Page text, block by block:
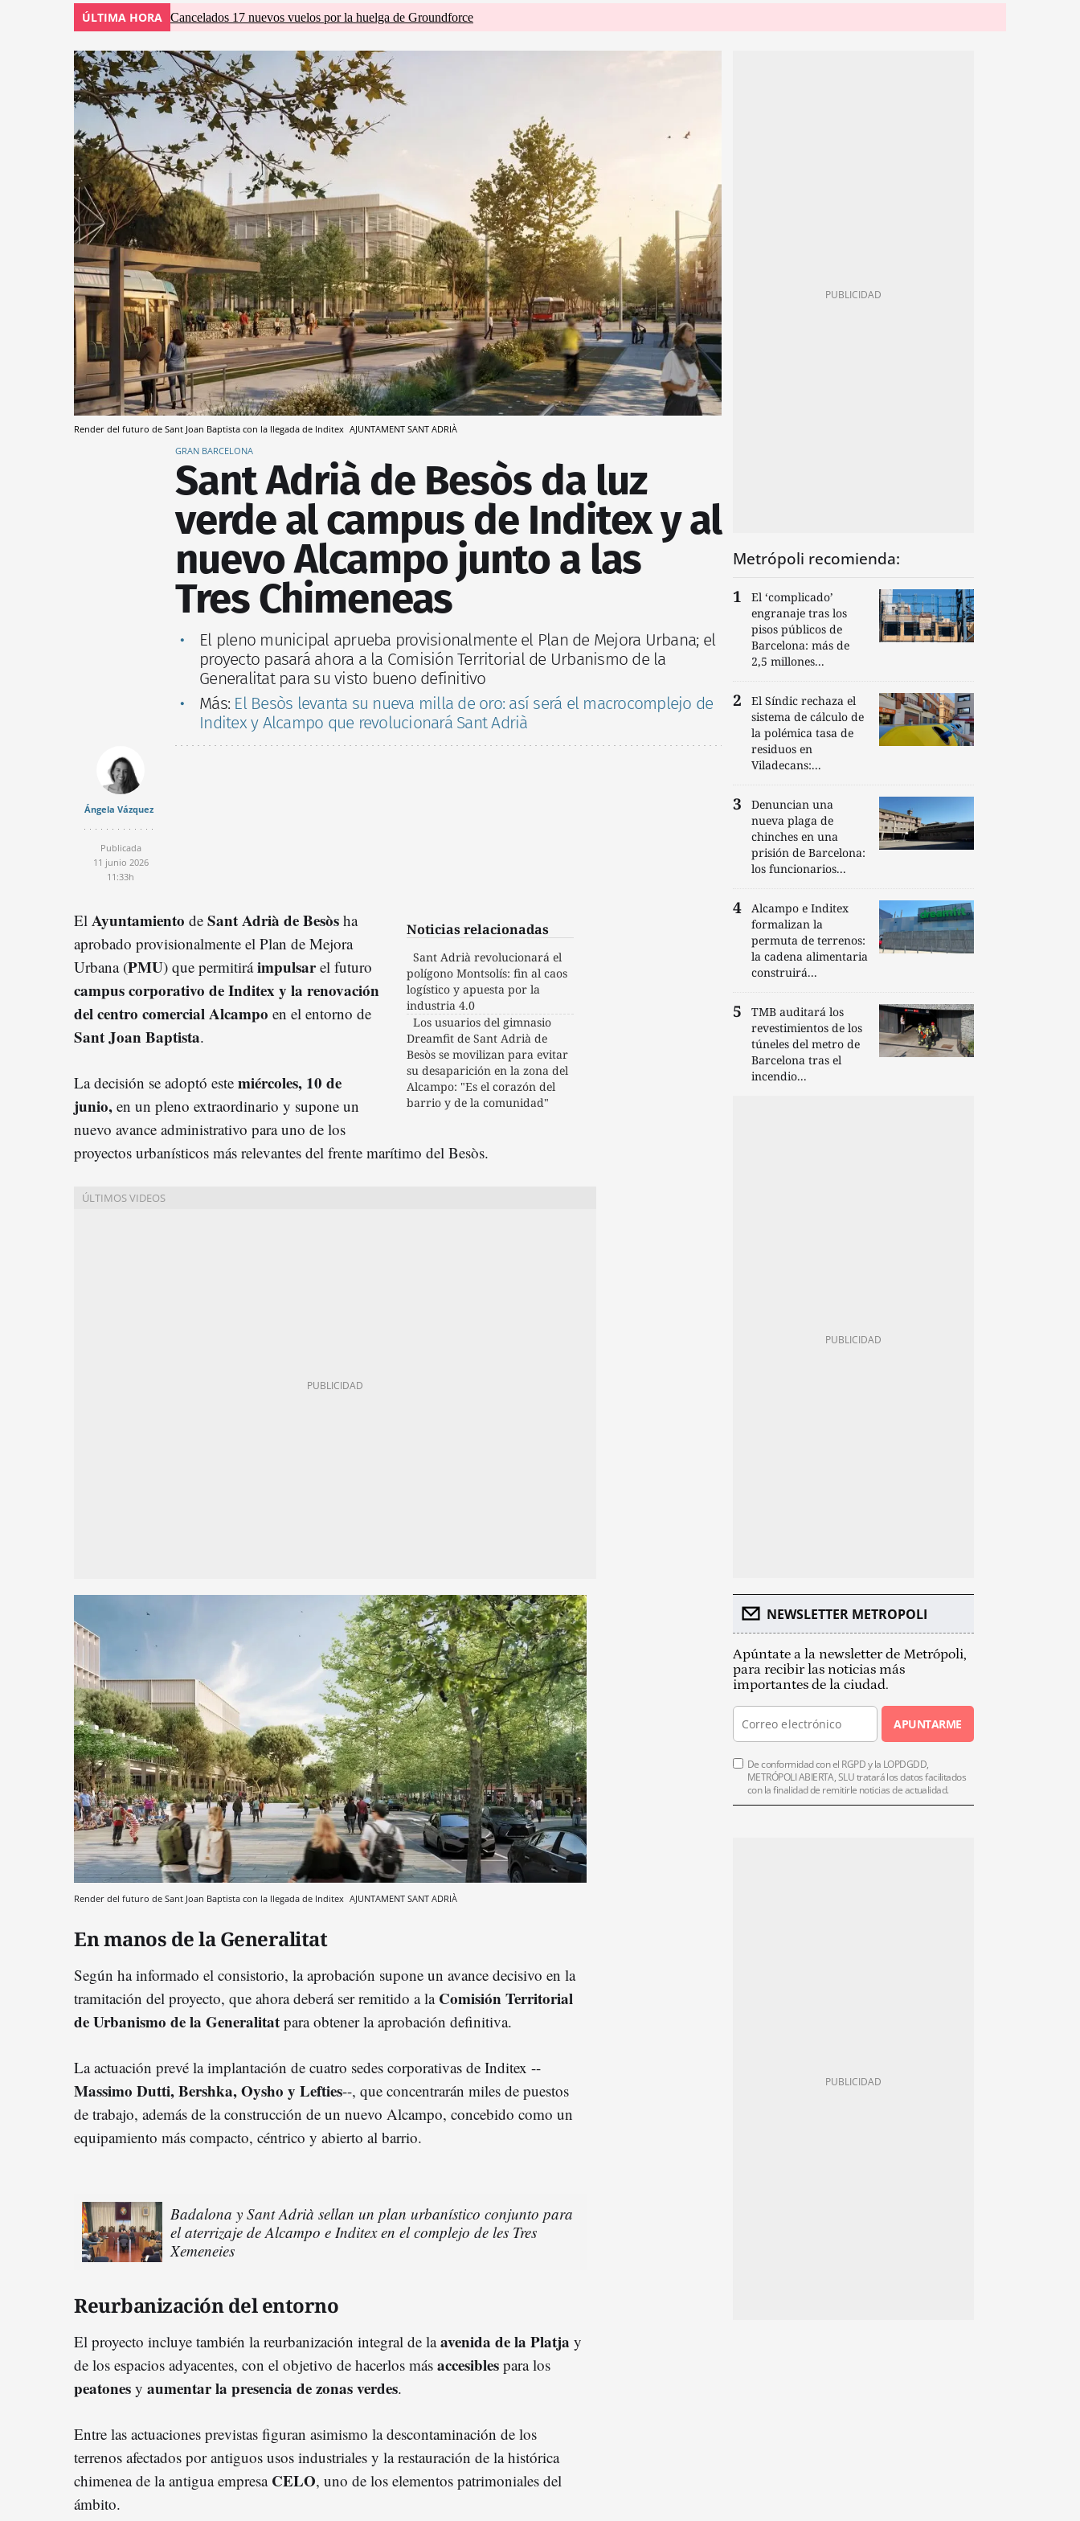
ÚLTIMA HORA Cancelados 17 nuevos vuelos por la huelga de Groundforce
Render del futuro de Sant Joan Baptista con la llegada de Inditex AJUNTAMENT SANT ADRIÀ
GRAN BARCELONA
Sant Adrià de Besòs da luz
verde al campus de Inditex y al
nuevo Alcampo junto a las
Tres Chimeneas
El pleno municipal aprueba provisionalmente el Plan de Mejora Urbana; el
proyecto pasará ahora a la Comisión Territorial de Urbanismo de la
Generalitat para su visto bueno definitivo
Más: El Besòs levanta su nueva milla de oro: así será el macrocomplejo de
Inditex y Alcampo que revolucionará Sant Adrià
Ángela Vázquez
Publicada
11 junio 2026
11:33h
Noticias relacionadas
Sant Adrià revolucionará el
polígono Montsolís: fin al caos
logístico y apuesta por la
industria 4.0
Los usuarios del gimnasio
Dreamfit de Sant Adrià de
Besòs se movilizan para evitar
su desaparición en la zona del
Alcampo: "Es el corazón del
barrio y de la comunidad"
El Ayuntamiento de Sant Adrià de Besòs ha
aprobado provisionalmente el Plan de Mejora
Urbana (PMU) que permitiráimpulsarel futuro
campus corporativo de Inditex y la renovación
del centro comercial Alcampo en el entorno de
Sant Joan Baptista.
La decisión se adoptó este miércoles, 10 de
junio, en un pleno extraordinario y supone un
nuevo avance administrativo para uno de los
proyectos urbanísticos más relevantes del frente marítimo del Besòs.
Render del futuro de Sant Joan Baptista con la llegada de Inditex AJUNTAMENT SANT ADRIÀ
En manos de la Generalitat
Según ha informado el consistorio, la aprobación supone un avance decisivo en la
tramitación del proyecto, que ahora deberá ser remitido a la Comisión Territorial
de Urbanismo de la Generalitat para obtener la aprobación definitiva.
La actuación prevé la implantación de cuatro sedes corporativas de Inditex --
Massimo Dutti, Bershka, Oysho y Lefties--, que concentrarán miles de puestos
de trabajo, además de la construcción de un nuevo Alcampo, concebido como un
equipamiento más compacto, céntrico y abierto al barrio.
Badalona y Sant Adrià sellan un plan urbanístico conjunto para
el aterrizaje de Alcampo e Inditex en el complejo de les Tres
Xemeneies
Reurbanización del entorno
El proyecto incluye también la reurbanización integral de laavenida de la Platja y
de los espacios adyacentes, con el objetivo de hacerlos más accesibles para los
peatones y aumentar la presencia de zonas verdes.
Entre las actuaciones previstas figuran asimismo la descontaminación de los
terrenos afectados por antiguos usos industriales y la restauración de la histórica
chimenea de la antigua empresa CELO, uno de los elementos patrimoniales del
ámbito.
Metrópoli recomienda:
El ‘complicado’
engranaje tras los
pisos públicos de
Barcelona: más de
2,5 millones...
El Síndic rechaza el
sistema de cálculo de
la polémica tasa de
residuos en
Viladecans:...
Denuncian una
nueva plaga de
chinches en una
prisión de Barcelona:
los funcionarios...
Alcampo e Inditex
formalizan la
permuta de terrenos:
la cadena alimentaria
construirá...
TMB auditará los
revestimientos de los
túneles del metro de
Barcelona tras el
incendio...
NEWSLETTER METROPOLI
Apúntate a la newsletter de Metrópoli,
para recibir las noticias más
importantes de la ciudad.
APUNTARME
De conformidad con el RGPD y la LOPDGDD,
METRÓPOLI ABIERTA, SLU tratará los datos facilitados
con la finalidad de remitirle noticias de actualidad.